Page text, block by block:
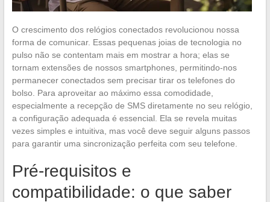
O crescimento dos relógios conectados revolucionou nossa
forma de comunicar. Essas pequenas joias de tecnologia no
pulso não se contentam mais em mostrar a hora; elas se
tornam extensões de nossos smartphones, permitindo-nos
permanecer conectados sem precisar tirar os telefones do
bolso. Para aproveitar ao máximo essa comodidade,
especialmente a recepção de SMS diretamente no seu relógio,
a configuração adequada é essencial. Ela se revela muitas
vezes simples e intuitiva, mas você deve seguir alguns passos
para garantir uma sincronização perfeita com seu telefone.
Pré-requisitos e
compatibilidade: o que saber